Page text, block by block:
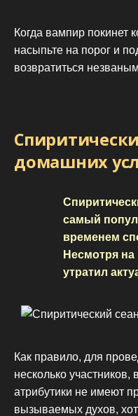
Когда вампир покинет
насыпьте на порог и
возвратиться
домашних
самый
временем
Несмотря на
утратил
Как правило, для
несколько
атрибутики не имеют
вызываемых духов,